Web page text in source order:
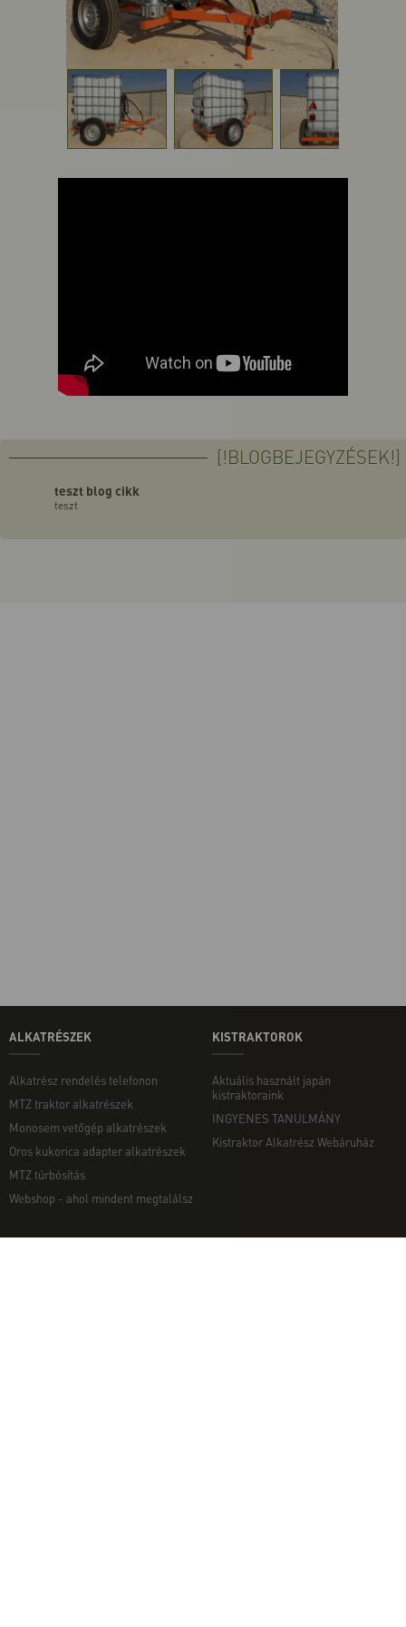
[!BLOGBEJEGYZÉSEK!]
teszt blog cikk
teszt
ALKATRÉSZEK
Alkatrész rendelés telefonon
MTZ traktor alkatrészek
Monosem vetőgép alkatrészek
Oros kukorica adapter alkatrészek
MTZ túrbósítás
Webshop - ahol mindent megtalálsz
KISTRAKTOROK
Aktuális használt japán
kistraktoraink
INGYENES TANULMÁNY
Kistraktor Alkatrész Webáruház